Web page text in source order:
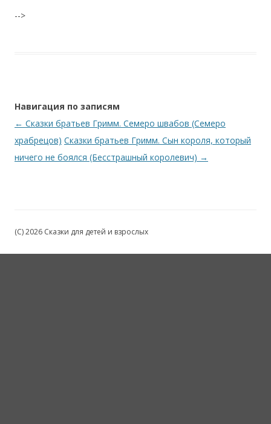
-->
Навигация по записям
← Сказки братьев Гримм. Семеро швабов (Семеро
храбрецов) Сказки братьев Гримм. Сын короля, который
ничего не боялся (Бесстрашный королевич) →
(C) 2026 Сказки для детей и взрослых